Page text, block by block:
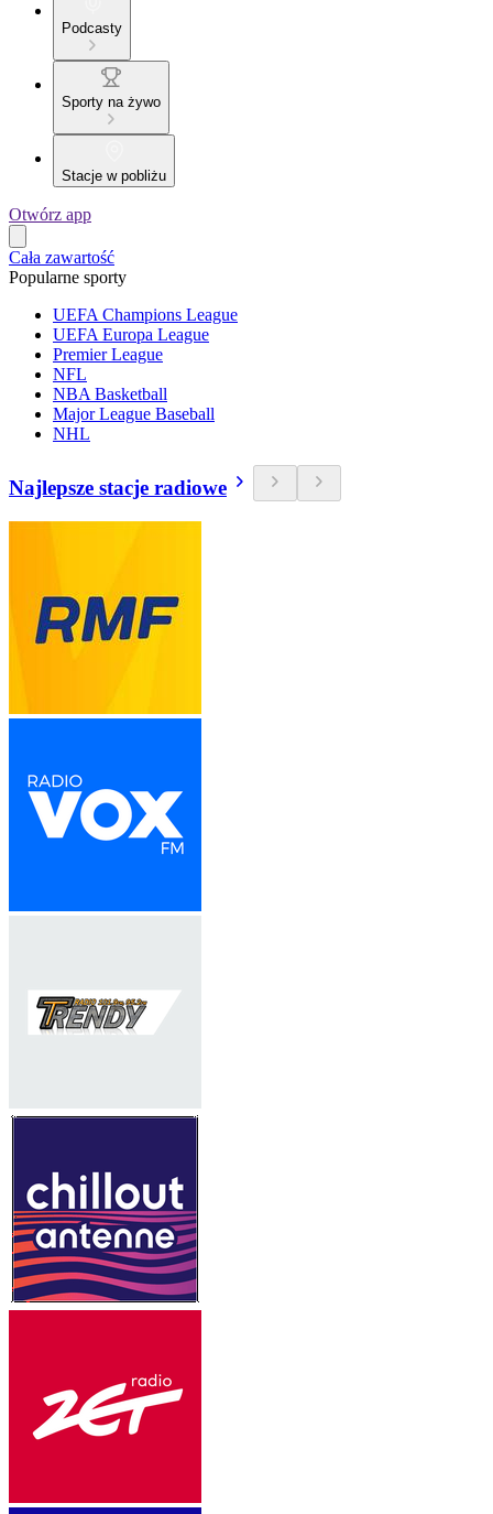
Podcasty
Sporty na żywo
Stacje w pobliżu
Otwórz app
Cała zawartość
Popularne sporty
UEFA Champions League
UEFA Europa League
Premier League
NFL
NBA Basketball
Major League Baseball
NHL
Najlepsze stacje radiowe